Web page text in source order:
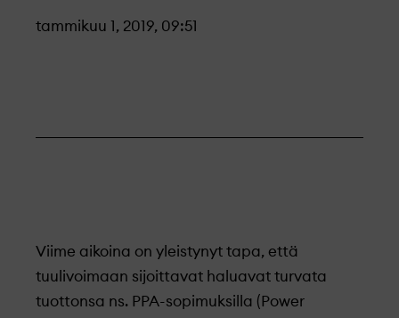
tammikuu 1, 2019, 09:51
Viime aikoina on yleistynyt tapa, että
tuulivoimaan sijoittavat haluavat turvata
tuottonsa ns. PPA-sopimuksilla (Power